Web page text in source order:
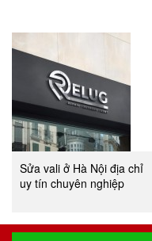
Sửa vali ở Hà Nội địa chỉ
uy tín chuyên nghiệp